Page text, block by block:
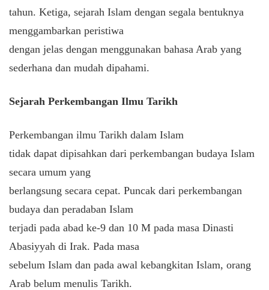
tahun. Ketiga, sejarah Islam dengan segala bentuknya
menggambarkan peristiwa
dengan jelas dengan menggunakan bahasa Arab yang
sederhana dan mudah dipahami.
Sejarah Perkembangan Ilmu Tarikh
Perkembangan ilmu Tarikh dalam Islam
tidak dapat dipisahkan dari perkembangan budaya Islam
secara umum yang
berlangsung secara cepat. Puncak dari perkembangan
budaya dan peradaban Islam
terjadi pada abad ke-9 dan 10 M pada masa Dinasti
Abasiyyah di Irak. Pada masa
sebelum Islam dan pada awal kebangkitan Islam, orang
Arab belum menulis Tarikh.